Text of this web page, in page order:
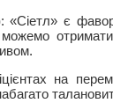
: «Сіетл» є
на